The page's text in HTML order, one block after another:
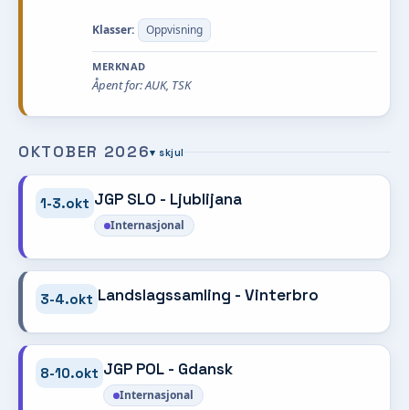
Klasser: Oppvisning
MERKNAD
Åpent for: AUK, TSK
OKTOBER 2026▾ skjul
1-3.okt JGP SLO - Ljublijana
Internasjonal
3-4.okt Landslagssamling - Vinterbro
8-10.okt JGP POL - Gdansk
Internasjonal